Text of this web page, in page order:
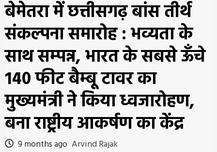
बेमेतरा में छत्तीसगढ़ बांस तीर्थ
संकल्पना समारोह : भव्यता के
साथ सम्पन्न, भारत के सबसे ऊँचे
140 फीट बैम्बू टावर का
मुख्यमंत्री ने किया ध्वजारोहण,
बना राष्ट्रीय आकर्षण का केंद्र
9 months ago Arvind Rajak